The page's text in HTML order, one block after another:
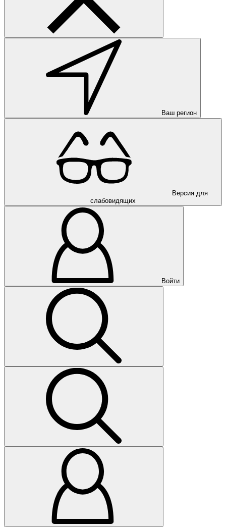
Ваш регион
Версия для
слабовидящих
Войти